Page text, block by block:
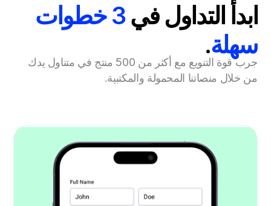
ابدأ التداول في
3 خطوات
سهلة.
جرب قوة التنويع مع أكثر من 500 منتج في متناول يدك
من خلال منصاتنا المحمولة والمكتبية.